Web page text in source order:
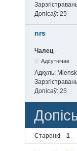
Допісаў: 25
nrs
Чалец
Адсутнічае
Адкуль: Miensk
Допісаў: 25
Старонкі 1